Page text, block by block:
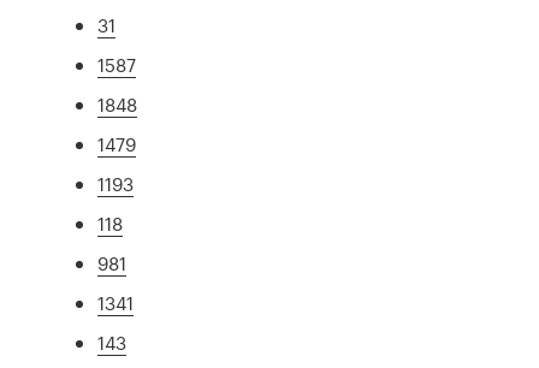
31
1587
1848
1479
1193
118
981
1341
143